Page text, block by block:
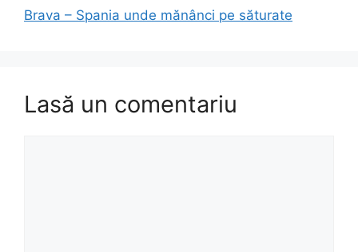
Brava – Spania unde mănânci pe săturate
Lasă un comentariu